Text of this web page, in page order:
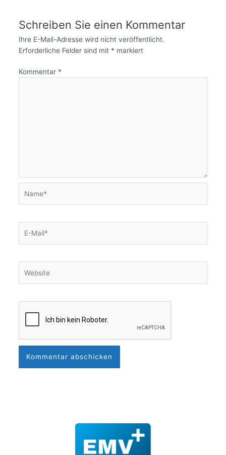
Schreiben Sie einen Kommentar
Ihre E-Mail-Adresse wird nicht veröffentlicht.
Erforderliche Felder sind mit * markiert
Kommentar *
Mail*